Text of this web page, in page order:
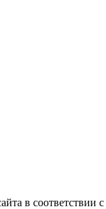
в соответствии с